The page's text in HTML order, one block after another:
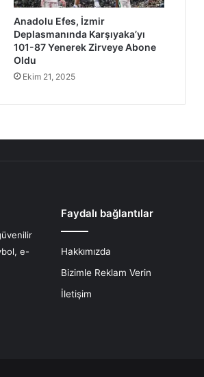
Anadolu Efes, İzmir
Deplasmanında Karşıyaka’yı
101-87 Yenerek Zirveye Abone
Oldu
Ekim 21, 2025
e-
Faydalı bağlantılar
Hakkımızda
Bizimle Reklam Verin
İletişim